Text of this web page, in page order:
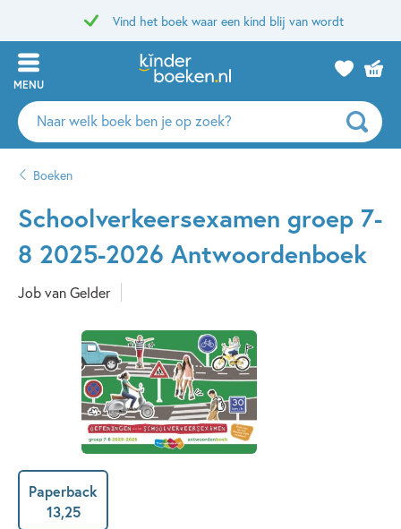
Vind het boek waar een kind blij van wordt
MENU
Zoeken
naar
auteurs
uitgevers
Boeken
Schoolverkeersexamen groep 7-
8 2025-2026 Antwoordenboek
Job van Gelder
Paperback
13,25